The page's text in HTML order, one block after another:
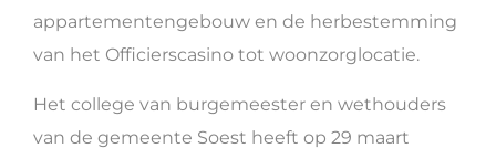
appartementengebouw en de herbestemming
van het Officierscasino tot woonzorglocatie.
Het college van burgemeester en wethouders
van de gemeente Soest heeft op 29 maart